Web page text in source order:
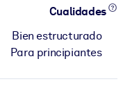
Cualidades
Bien estructurado
Para principiantes